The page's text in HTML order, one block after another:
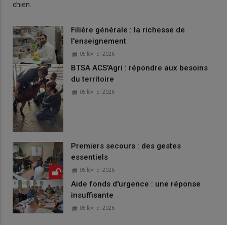
chien.
Filière générale : la richesse de
l'enseignement
05 février 2026
BTSA ACS'Agri : répondre aux besoins
du territoire
05 février 2026
Premiers secours : des gestes
essentiels
05 février 2026
Aide fonds d'urgence : une réponse
insuffisante
05 février 2026